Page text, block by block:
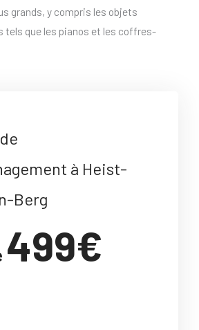
grands, y compris les objets
tels que les pianos et les coffres-
à Heist-
Berg
499€